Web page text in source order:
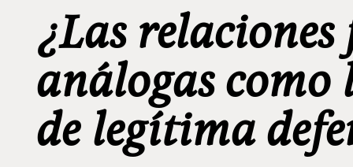
¿Las
análogas como
de legítima